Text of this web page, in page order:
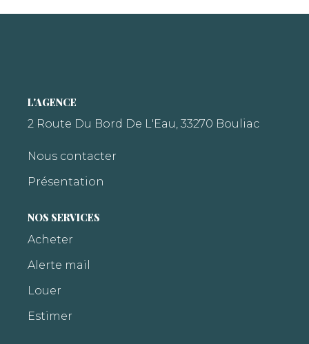
L'AGENCE
2 Route Du Bord De L'Eau, 33270 Bouliac
Nous contacter
Présentation
NOS SERVICES
Acheter
Alerte mail
Louer
Estimer